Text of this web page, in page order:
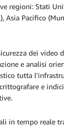
regioni: Stati
Asia Pacifico
dei video
e analisi
tutta
e
in tempo reale